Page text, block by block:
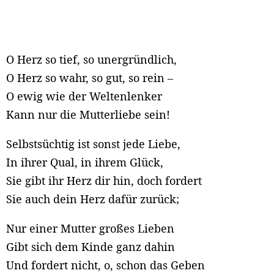
O Herz so tief, so unergründlich,
O Herz so wahr, so gut, so rein –
O ewig wie der Weltenlenker
Kann nur die Mutterliebe sein!
Selbstsüchtig ist sonst jede Liebe,
In ihrer Qual, in ihrem Glück,
Sie gibt ihr Herz dir hin, doch fordert
Sie auch dein Herz dafür zurück;
Nur einer Mutter großes Lieben
Gibt sich dem Kinde ganz dahin
Und fordert nicht, o, schon das Geben